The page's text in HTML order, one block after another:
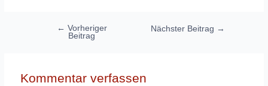
Beitragsnavigation
← Vorheriger
Beitrag
Nächster Beitrag →
Kommentar verfassen